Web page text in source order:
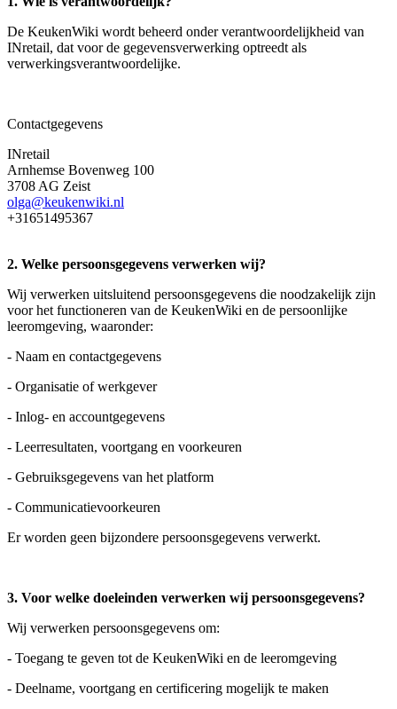
De KeukenWiki wordt beheerd onder verantwoordelijkheid van
INretail, dat voor de gegevensverwerking optreedt als
verwerkingsverantwoordelijke.
Contactgegevens
INretail
Arnhemse Bovenweg 100
3708 AG Zeist
olga@keukenwiki.nl
+31651495367
2. Welke persoonsgegevens verwerken wij?
Wij verwerken uitsluitend persoonsgegevens die noodzakelijk zijn
voor het functioneren van de KeukenWiki en de persoonlijke
leeromgeving, waaronder:
- Naam en contactgegevens
- Organisatie of werkgever
- Inlog- en accountgegevens
- Leerresultaten, voortgang en voorkeuren
- Gebruiksgegevens van het platform
- Communicatievoorkeuren
Er worden geen bijzondere persoonsgegevens verwerkt.
3. Voor welke doeleinden verwerken wij persoonsgegevens?
Wij verwerken persoonsgegevens om:
- Toegang te geven tot de KeukenWiki en de leeromgeving
- Deelname, voortgang en certificering mogelijk te maken